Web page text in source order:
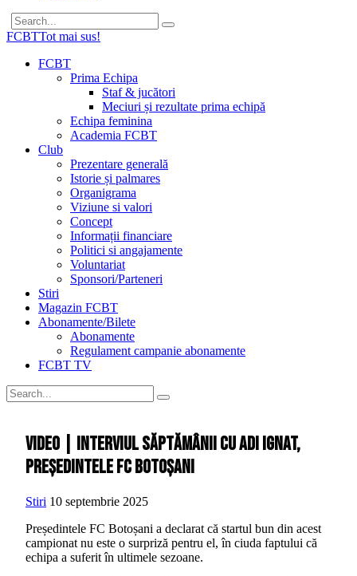
FCBTTot mai sus!
FCBT
Prima Echipa
Staf & jucători
Meciuri și rezultate prima echipă
Echipa feminina
Academia FCBT
Club
Prezentare generală
Istorie și palmares
Organigrama
Viziune si valori
Concept
Informații financiare
Politici si angajamente
Voluntariat
Sponsori/Parteneri
Stiri
Magazin FCBT
Abonamente/Bilete
Abonamente
Regulament campanie abonamente
FCBT TV
VIDEO | Interviul săptămânii cu Adi Ignat,
președintele FC Botoșani
Stiri 10 septembrie 2025
Președintele FC Botoșani a declarat că startul bun din acest
campionat nu este o surpriză pentru el, în ciuda faptului că
echipa a suferit în ultimele sezoane.